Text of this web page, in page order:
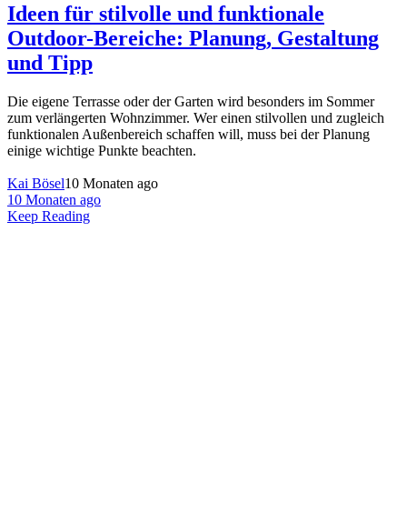
Ideen für stilvolle und funktionale
Outdoor-Bereiche: Planung, Gestaltung
und Tipp
Die eigene Terrasse oder der Garten wird besonders im Sommer
zum verlängerten Wohnzimmer. Wer einen stilvollen und zugleich
funktionalen Außenbereich schaffen will, muss bei der Planung
einige wichtige Punkte beachten.
Kai Bösel10 Monaten ago
10 Monaten ago
Keep Reading